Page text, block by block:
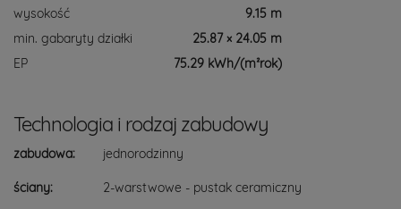
wysokość
9.15 m
min. gabaryty działki
25.87 × 24.05 m
EP
75.29 kWh/(m²rok)
Technologia i rodzaj zabudowy
zabudowa: jednorodzinny
ściany: 2-warstwowe - pustak ceramiczny